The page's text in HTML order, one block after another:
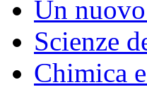
Un
Scienze
Chimica